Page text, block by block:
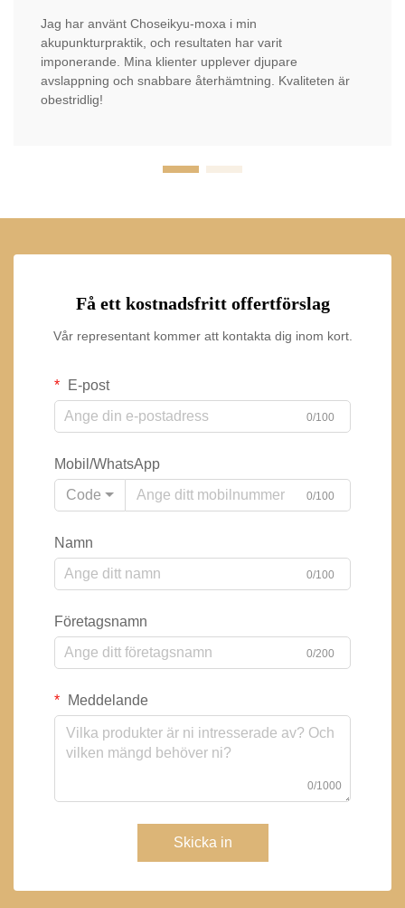
Jag har använt Choseikyu-moxa i min
akupunkturpraktik, och resultaten har varit
imponerande. Mina klienter upplever djupare
avslappning och snabbare återhämtning. Kvaliteten är
obestridlig!
Få ett kostnadsfritt offertförslag
Vår representant kommer att kontakta dig inom kort.
E-post
0/100
Mobil/WhatsApp
Code
0/100
Namn
0/100
Företagsnamn
0/200
Meddelande
0/1000
Skicka in